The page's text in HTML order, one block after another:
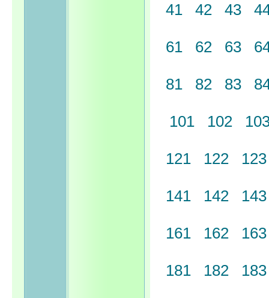
41 42 43
61 62 63
81 82 83
101 102
121 122
141 142
161 162
181 182